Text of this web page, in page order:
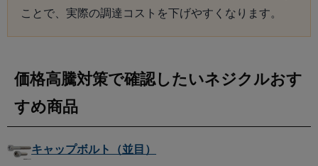
ことで、実際の調達コストを下げやすくなります。
価格高騰対策で確認したいネジクルおす
すめ商品
キャップボルト（並目）